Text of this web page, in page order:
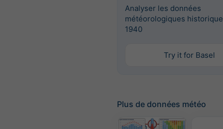
Analyser les données
météorologiques
1940
Try it for Basel
Plus de données météo